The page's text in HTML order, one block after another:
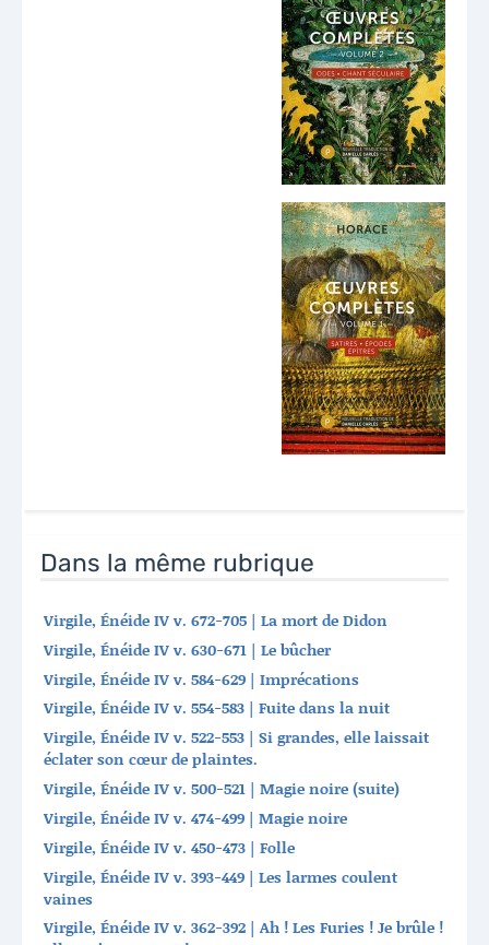
Dans la même rubrique
Virgile, Énéide IV v. 672-705 | La mort de Didon
Virgile, Énéide IV v. 630-671 | Le bûcher
Virgile, Énéide IV v. 584-629 | Imprécations
Virgile, Énéide IV v. 554-583 | Fuite dans la nuit
Virgile, Énéide IV v. 522-553 | Si grandes, elle laissait
éclater son cœur de plaintes.
Virgile, Énéide IV v. 500-521 | Magie noire (suite)
Virgile, Énéide IV v. 474-499 | Magie noire
Virgile, Énéide IV v. 450-473 | Folle
Virgile, Énéide IV v. 393-449 | Les larmes coulent
vaines
Virgile, Énéide IV v. 362-392 | Ah ! Les Furies ! Je brûle !